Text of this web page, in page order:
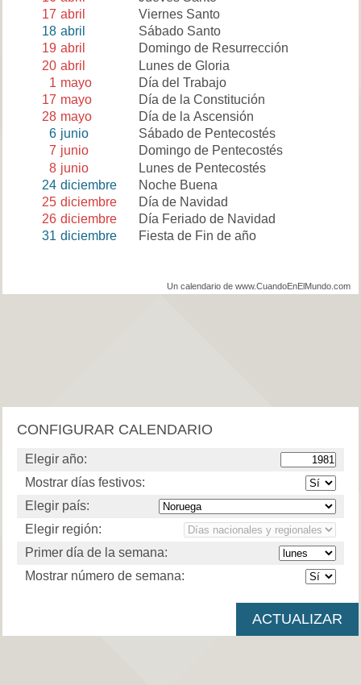
17 abril
Viernes Santo
18 abril
Sábado Santo
19 abril
Domingo de Resurrección
20 abril
Lunes de Gloria
1 mayo
Día del Trabajo
17 mayo
Día de la Constitución
28 mayo
Día de la Ascensión
6 junio
Sábado de Pentecostés
7 junio
Domingo de Pentecostés
8 junio
Lunes de Pentecostés
24 diciembre
Noche Buena
25 diciembre
Día de Navidad
26 diciembre
Día Feriado de Navidad
31 diciembre Fiesta de Fin de año
Un calendario de www.CuandoEnElMundo.com
CONFIGURAR CALENDARIO
Elegir año:
Mostrar días festivos:
Elegir país:
Elegir región:
Primer día de la semana:
Mostrar número de semana: